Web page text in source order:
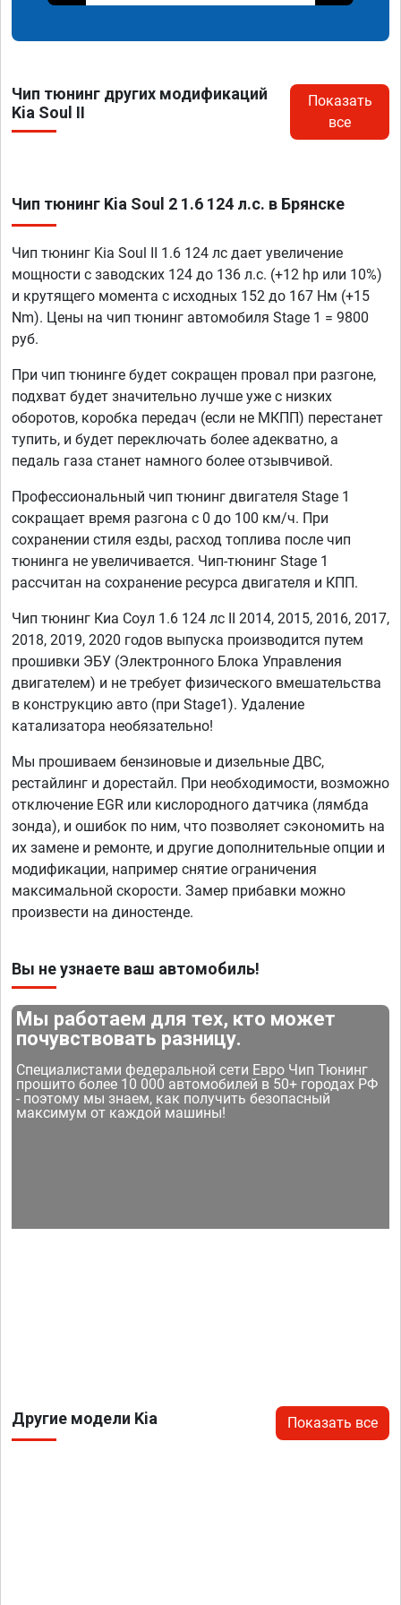
Чип тюнинг других модификаций
Kia Soul II
Показать
все
Чип тюнинг Kia Soul 2 1.6 124 л.с. в Брянске
Чип тюнинг Kia Soul II 1.6 124 лс дает увеличение
мощности с заводских 124 до 136 л.с. (+12 hp или 10%)
и крутящего момента с исходных 152 до 167 Нм (+15
Nm). Цены на чип тюнинг автомобиля Stage 1 = 9800
руб.
При чип тюнинге будет сокращен провал при разгоне,
подхват будет значительно лучше уже с низких
оборотов, коробка передач (если не МКПП) перестанет
тупить, и будет переключать более адекватно, а
педаль газа станет намного более отзывчивой.
Профессиональный чип тюнинг двигателя Stage 1
сокращает время разгона с 0 до 100 км/ч. При
сохранении стиля езды, расход топлива после чип
тюнинга не увеличивается. Чип-тюнинг Stage 1
рассчитан на сохранение ресурса двигателя и КПП.
Чип тюнинг Киа Соул 1.6 124 лс II 2014, 2015, 2016, 2017,
2018, 2019, 2020 годов выпуска производится путем
прошивки ЭБУ (Электронного Блока Управления
двигателем) и не требует физического вмешательства
в конструкцию авто (при Stage1). Удаление
катализатора необязательно!
Мы прошиваем бензиновые и дизельные ДВС,
рестайлинг и дорестайл. При необходимости, возможно
отключение EGR или кислородного датчика (лямбда
зонда), и ошибок по ним, что позволяет сэкономить на
их замене и ремонте, и другие дополнительные опции и
модификации, например снятие ограничения
максимальной скорости. Замер прибавки можно
произвести на диностенде.
Вы не узнаете ваш автомобиль!
Мы работаем для тех, кто может
почувствовать разницу.
Специалистами федеральной сети Евро Чип Тюнинг
прошито более 10 000 автомобилей в 50+ городах РФ
- поэтому мы знаем, как получить безопасный
максимум от каждой машины!
Другие модели Kia Показать все